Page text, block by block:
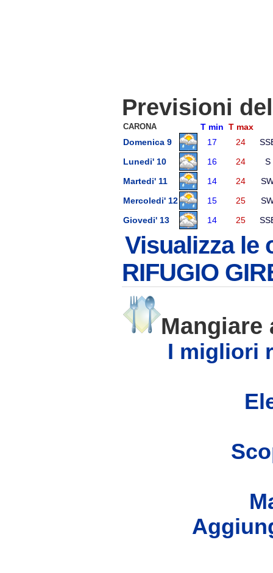
Previsioni
CARONA T min T max
Domenica 9
17 24
Lunedi' 10
16 24
S
Martedi' 11
14 24
Mercoledi' 12
15 25
Giovedi' 13
14 25
Visualizza le
RIFUGIO
Mangiare
I migliori